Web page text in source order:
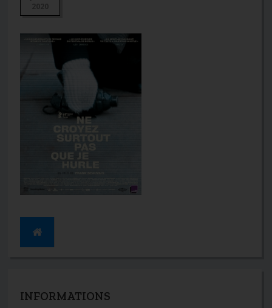
INFORMATIONS